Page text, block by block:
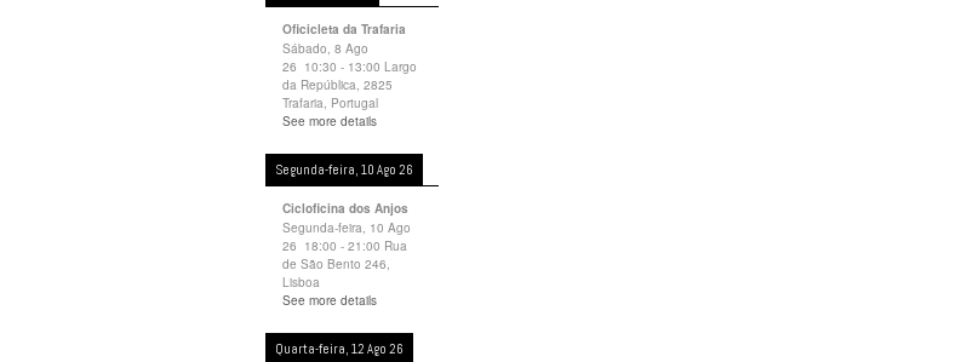
Oficicleta da Trafaria
Sábado, 8 Ago
26 10:30 - 13:00 Largo
da República, 2825
Trafaria, Portugal
See more details
Segunda-feira, 10 Ago 26
Cicloficina dos Anjos
Segunda-feira, 10 Ago
26 18:00 - 21:00 Rua
de São Bento 246,
Lisboa
See more details
Quarta-feira, 12 Ago 26